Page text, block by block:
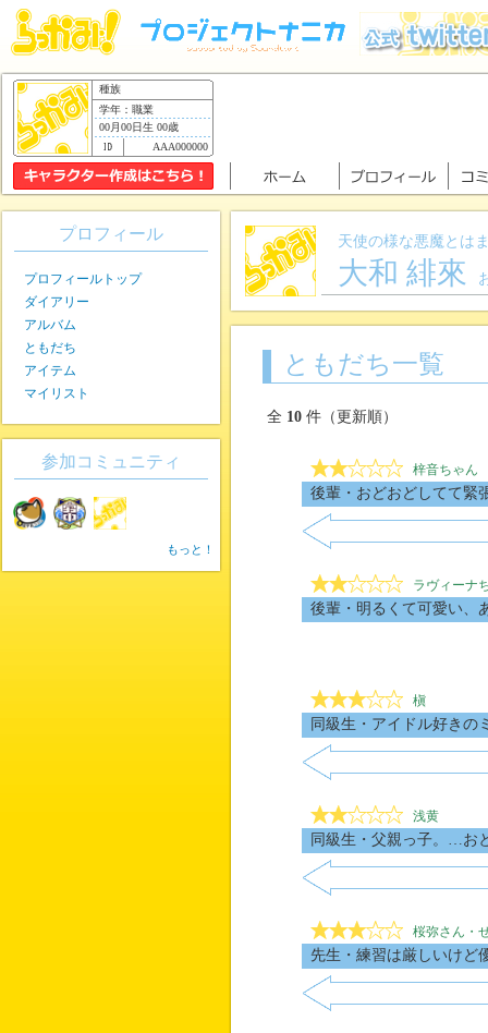
種族
学年：職業
00月00日生 00歳
AAA000000
天使の様な悪魔とは
大和 緋來
ともだち一覧
全 10 件（更新順）
梓音ちゃん
後輩・おどおどしてて緊
ラヴィーナ
後輩・明るくて可愛い、
槇
同級生・アイドル好きの
浅黄
同級生・父親っ子。…お
桜弥さん・
先生・練習は厳しいけど
プロフィール
プロフィールトップ
ダイアリー
アルバム
ともだち
アイテム
マイリスト
参加コミュニティ
もっと！